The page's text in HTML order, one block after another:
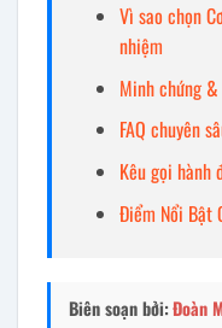
Vì sao chọn
nhiệm
Minh chứng
FAQ chuyên
Kêu gọi hành
Điểm Nổi Bật
Biên soạn bởi:Đoàn